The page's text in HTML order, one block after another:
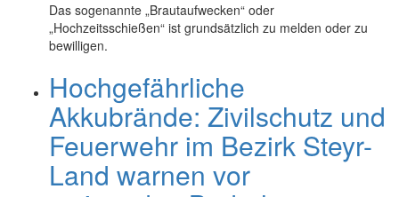
Das sogenannte „Brautaufwecken“ oder
„Hochzeitsschießen“ ist grundsätzlich zu melden oder zu
bewilligen.
Hochgefährliche
Akkubrände: Zivilschutz und
Feuerwehr im Bezirk Steyr-
Land warnen vor